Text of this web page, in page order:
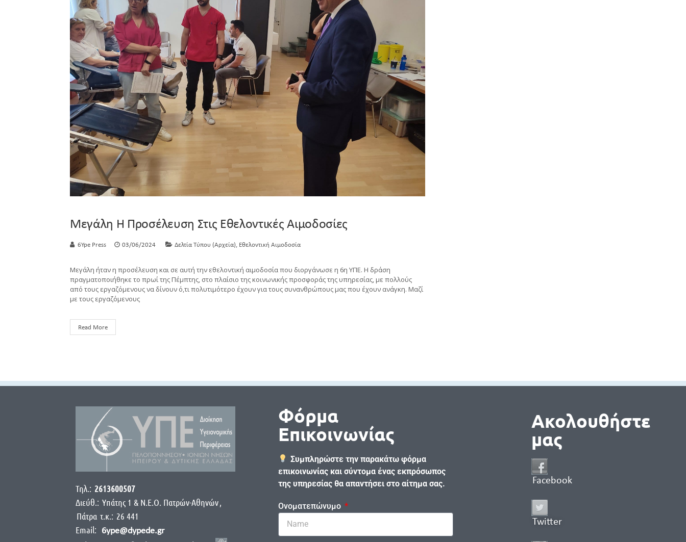
Μεγάλη Η Προσέλευση Στις Εθελοντικές Αιμοδοσίες
6Ype Press 03/06/2024 Δελτία Τύπου (Αρχεία), Εθελοντική Αιμοδοσία
Μεγάλη ήταν η προσέλευση και σε αυτή την εθελοντική αιμοδοσία που διοργάνωσε η 6η ΥΠΕ. Η δράση
πραγματοποιήθηκε το πρωί της Πέμπτης, στο πλαίσιο της κοινωνικής προσφοράς της υπηρεσίας, με πολλούς
από τους εργαζόμενους να δίνουν ό,τι πολυτιμότερο έχουν για τους συνανθρώπους μας που έχουν ανάγκη. Μαζί
με τους εργαζόμενους
Read More
Τηλ.: 2613600507
Διεύθ.: Yπάτης 1 & Ν.Ε.Ο. Πατρών-Αθηνών,
Πάτρα τ.κ.: 26 441
Email:
6ype@dypede.gr
Φόρμα
Επικοινωνίας
Συμπληρώστε την παρακάτω φόρμα
επικοινωνίας και σύντομα ένας εκπρόσωπος
της υπηρεσίας θα απαντήσει στο αίτημα σας.
Ονοματεπώνυμο
Ακολουθήστε
μας
Facebook
Twitter